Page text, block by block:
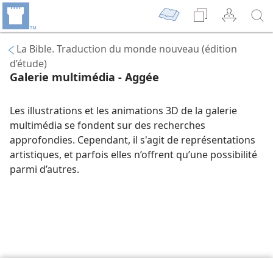
La Bible. Traduction du monde nouveau (édition
d’étude)
Galerie multimédia - Aggée
Les illustrations et les animations 3D de la galerie
multimédia se fondent sur des recherches
approfondies. Cependant, il s'agit de représentations
artistiques, et parfois elles n’offrent qu’une possibilité
parmi d’autres.